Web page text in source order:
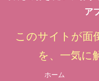
ア
このサイトが面
を、一気に
ホーム